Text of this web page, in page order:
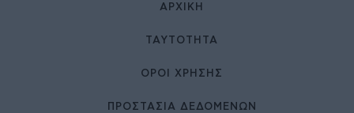
ΑΡΧΙΚΉ
ΤΑΥΤΌΤΗΤΑ
ΌΡΟΙ ΧΡΉΣΗΣ
ΠΡΟΣΤΑΣΙΑ ΔΕΔΟΜΕΝΩΝ